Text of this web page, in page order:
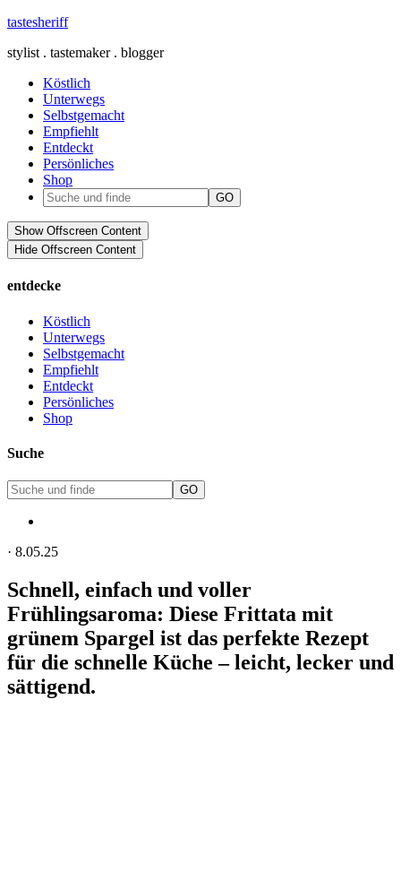
tastesheriff
stylist . tastemaker . blogger
Köstlich
Unterwegs
Selbstgemacht
Empfiehlt
Entdeckt
Persönliches
Shop
Show Offscreen Content
Hide Offscreen Content
entdecke
Köstlich
Unterwegs
Selbstgemacht
Empfiehlt
Entdeckt
Persönliches
Shop
Suche
· 8.05.25
Schnell, einfach und voller
Frühlingsaroma: Diese Frittata mit
grünem Spargel ist das perfekte Rezept
für die schnelle Küche – leicht, lecker und
sättigend.